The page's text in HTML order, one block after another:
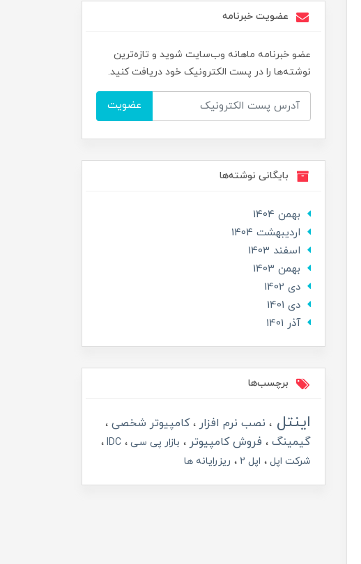
عضویت خبرنامه
عضو خبرنامه ماهانه وب‌سایت شوید و تازه‌ترین
نوشته‌ها را در پست الکترونیک خود دریافت کنید.
عضویت
بایگانی نوشته‌ها
بهمن 1404
ارديبهشت 1404
اسفند 1403
بهمن 1403
دی 1402
دی 1401
آذر 1401
برچسب‌ها
اینتل نصب نرم افزار
کامپیوتر شخصی
گیمینگ
فروش کامپیوتر بازار پی سی
IDC
شرکت اپل
اپل 2 ریزرایانه ها